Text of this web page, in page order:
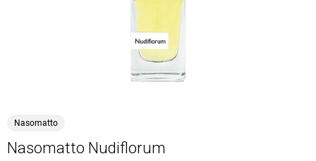
Nasomatto
Nasomatto Nudiflorum